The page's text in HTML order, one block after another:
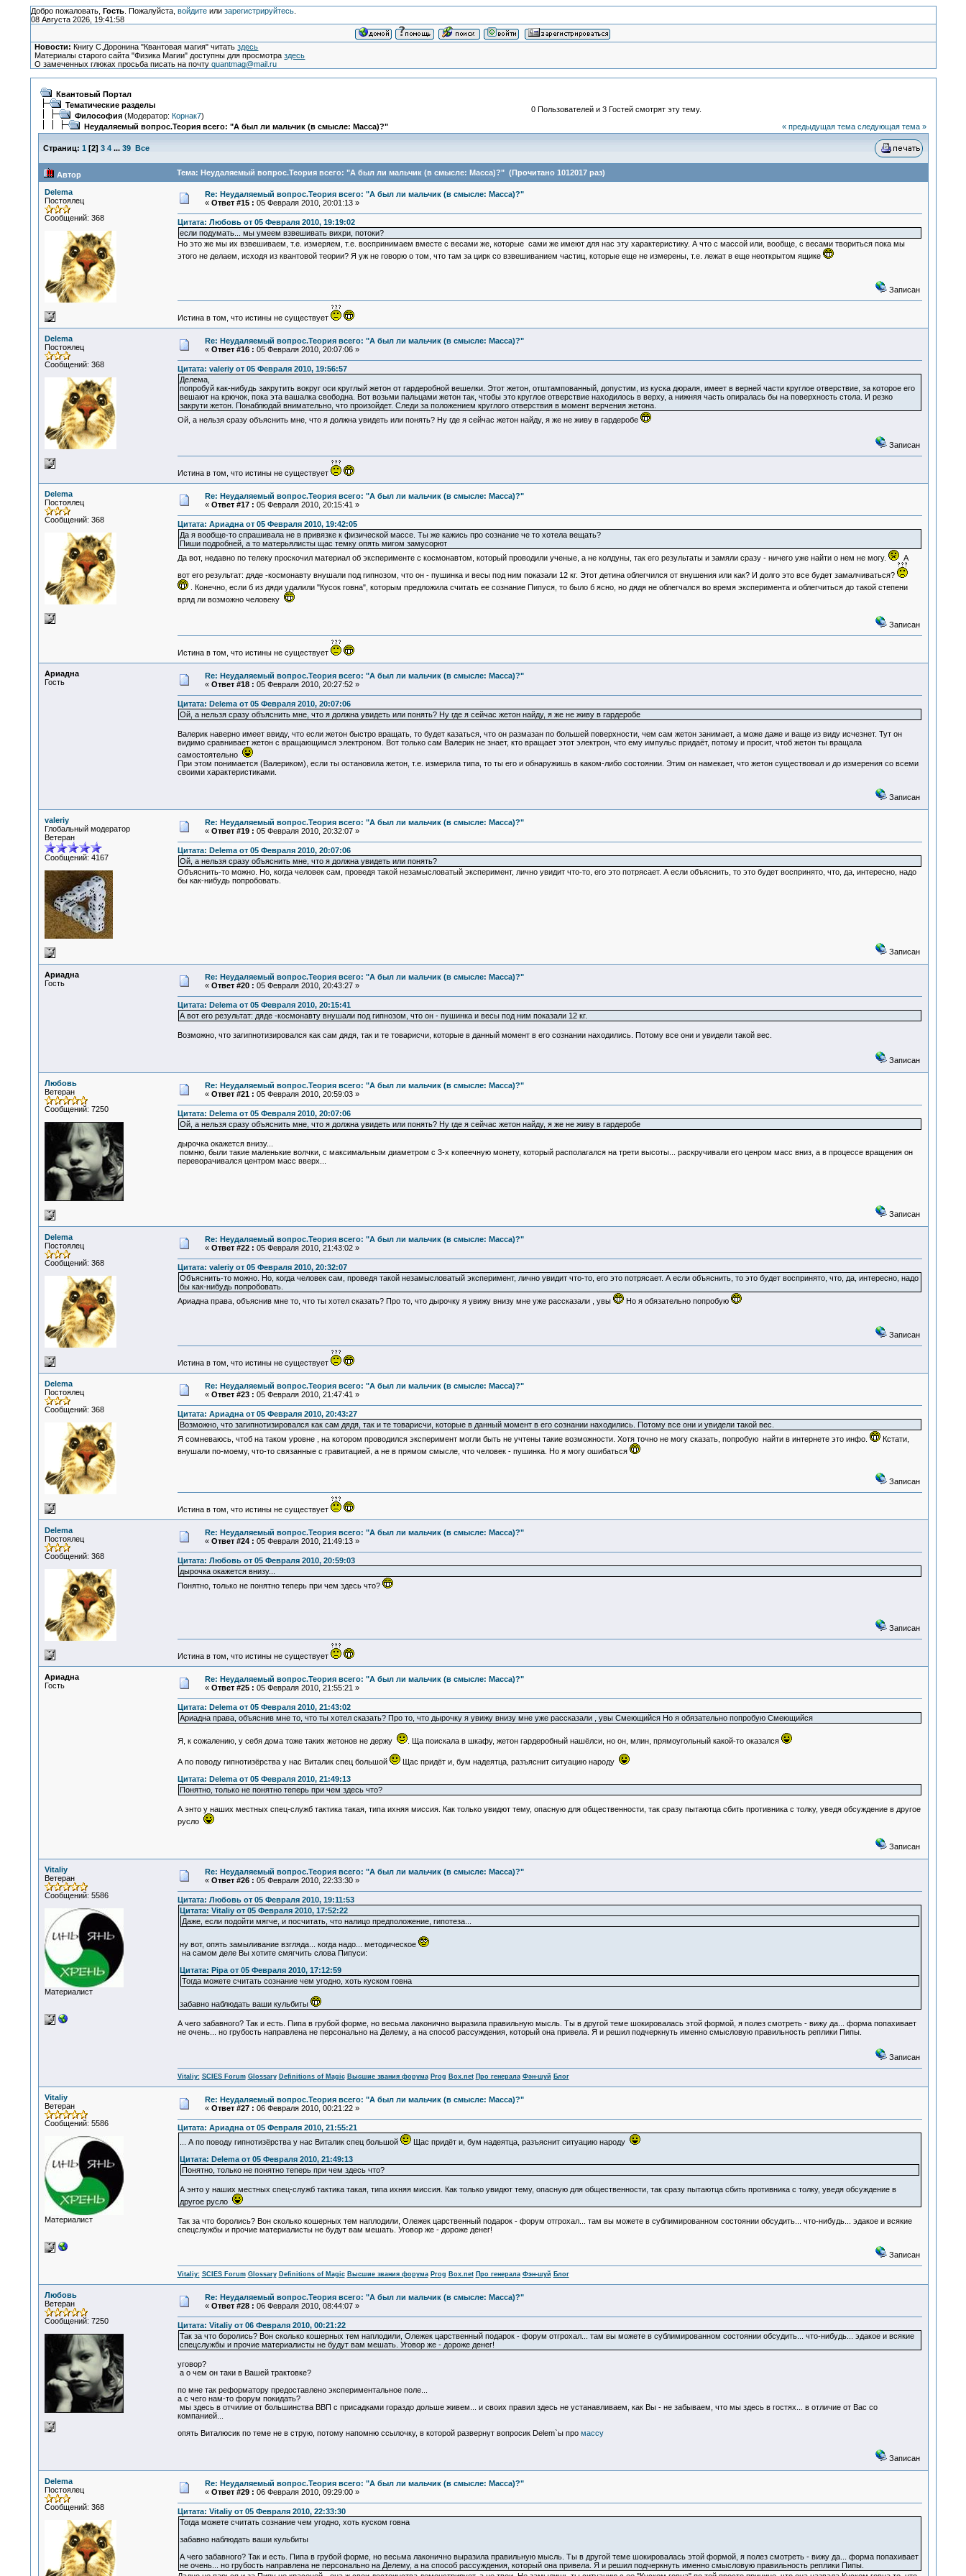
Добро пожаловать, Гость. Пожалуйста, войдитеили зарегистрируйтесь.
08 Августа 2026, 19:41:58
Новости: Книгу С.Доронина "Квантовая магия" читатьздесь
Материалы старого сайта "Физика Магии" доступны для просмотраздесь
О замеченных глюках просьба писать на почтуquantmag@mail.ru
Квантовый Портал
Тематические разделы
Философия(Модератор: Корнак7)
Неудаляемый вопрос.Теория всего: "А был ли мальчик (в смысле: Масса)?"
0 Пользователей и 3 Гостей смотрят эту тему.
« предыдущая тема следующая тема »
Страниц: 1 [2] 3 4 ... 39 Все
Автор Тема: Неудаляемый вопрос.Теория всего: "А был ли мальчик (в смысле: Масса)?" (Прочитано 1012017 раз)
Delema
Постоялец
Сообщений: 368
Re: Неудаляемый вопрос.Теория всего: "А был ли мальчик (в смысле: Масса)?"
« Ответ #15 : 05 Февраля 2010, 20:01:13 »
Цитата: Любовь от 05 Февраля 2010, 19:19:02
если подумать... мы умеем взвешивать вихри, потоки?
Но это же мы их взвешиваем, т.е. измеряем, т.е. воспринимаем вместе с весами же, которые сами же имеют для нас эту характеристику. А что с массой или, вообще, с весами твориться пока мы
этого не делаем, исходя из квантовой теории? Я уж не говорю о том, что там за цирк со взвешиванием частиц, которые еще не измерены, т.е. лежат в еще неоткрытом ящике
Записан
Истина в том, что истины не существует
Delema
Постоялец
Сообщений: 368
Re: Неудаляемый вопрос.Теория всего: "А был ли мальчик (в смысле: Масса)?"
« Ответ #16 : 05 Февраля 2010, 20:07:06 »
Цитата: valeriy от 05 Февраля 2010, 19:56:57
Делема,
попробуй как-нибудь закрутить вокруг оси круглый жетон от гардеробной вешелки. Этот жетон, отштампованный, допустим, из куска дюраля, имеет в верней части круглое отверствие, за которое его
вешают на крючок, пока эта вашалка свободна. Вот возьми пальцами жетон так, чтобы это круглое отверствие находилось в верху, а нижняя часть опиралась бы на поверхность стола. И резко
закрути жетон. Понаблюдай внимательно, что произойдет. Следи за положением круглого отверствия в момент верчения жетона.
Ой, а нельзя сразу объяснить мне, что я должна увидеть или понять? Ну где я сейчас жетон найду, я же не живу в гардеробе
Записан
Истина в том, что истины не существует
Delema
Постоялец
Сообщений: 368
Re: Неудаляемый вопрос.Теория всего: "А был ли мальчик (в смысле: Масса)?"
« Ответ #17 : 05 Февраля 2010, 20:15:41 »
Цитата: Ариадна от 05 Февраля 2010, 19:42:05
Да я вообще-то спрашивала не в привязке к физической массе. Ты же кажись про сознание че то хотела вещать?
Пиши подробней, а то матерьялисты щас темку опять мигом замусорют
Да вот, недавно по телеку проскочил материал об эксперименте с космонавтом, который проводили ученые, а не колдуны, так его результаты и замяли сразу - ничего уже найти о нем не могу.
А
вот его результат: дяде -космонавту внушали под гипнозом, что он - пушинка и весы под ним показали 12 кг. Этот детина облегчился от внушения или как? И долго это все будет замалчиваться?
. Конечно, если б из дяди удалили "Кусок говна", которым предложила считать ее сознание Пипуся, то было б ясно, но дядя не облегчался во время эксперимента и облегчиться до такой степени
вряд ли возможно человеку
Записан
Истина в том, что истины не существует
Ариадна
Гость
Re: Неудаляемый вопрос.Теория всего: "А был ли мальчик (в смысле: Масса)?"
« Ответ #18 : 05 Февраля 2010, 20:27:52 »
Цитата: Delema от 05 Февраля 2010, 20:07:06
Ой, а нельзя сразу объяснить мне, что я должна увидеть или понять? Ну где я сейчас жетон найду, я же не живу в гардеробе
Валерик наверно имеет ввиду, что если жетон быстро вращать, то будет казаться, что он размазан по большей поверхности, чем сам жетон занимает, а може даже и ваще из виду исчезнет. Тут он
видимо сравнивает жетон с вращающимся электроном. Вот только сам Валерик не знает, кто вращает этот электрон, что ему импульс придаёт, потому и просит, чтоб жетон ты вращала
самостоятельно
При этом понимается (Валериком), если ты остановила жетон, т.е. измерила типа, то ты его и обнаружишь в каком-либо состоянии. Этим он намекает, что жетон существовал и до измерения со всеми
своими характеристиками.
Записан
valeriy
Глобальный модератор
Ветеран
Сообщений: 4167
Re: Неудаляемый вопрос.Теория всего: "А был ли мальчик (в смысле: Масса)?"
« Ответ #19 : 05 Февраля 2010, 20:32:07 »
Цитата: Delema от 05 Февраля 2010, 20:07:06
Ой, а нельзя сразу объяснить мне, что я должна увидеть или понять?
Объяснить-то можно. Но, когда человек сам, проведя такой незамысловатый эксперимент, лично увидит что-то, его это потрясает. А если объяснить, то это будет воспринято, что, да, интересно, надо
бы как-нибудь попробовать.
Записан
Ариадна
Гость
Re: Неудаляемый вопрос.Теория всего: "А был ли мальчик (в смысле: Масса)?"
« Ответ #20 : 05 Февраля 2010, 20:43:27 »
Цитата: Delema от 05 Февраля 2010, 20:15:41
А вот его результат: дяде -космонавту внушали под гипнозом, что он - пушинка и весы под ним показали 12 кг.
Возможно, что загипнотизировался как сам дядя, так и те товарисчи, которые в данный момент в его сознании находились. Потому все они и увидели такой вес.
Записан
Любовь
Ветеран
Сообщений: 7250
Re: Неудаляемый вопрос.Теория всего: "А был ли мальчик (в смысле: Масса)?"
« Ответ #21 : 05 Февраля 2010, 20:59:03 »
Цитата: Delema от 05 Февраля 2010, 20:07:06
Ой, а нельзя сразу объяснить мне, что я должна увидеть или понять? Ну где я сейчас жетон найду, я же не живу в гардеробе
дырочка окажется внизу...
помню, были такие маленькие волчки, с максимальным диаметром с 3-х копеечную монету, который располагался на трети высоты... раскручивали его ценром масс вниз, а в процессе вращения он
переворачивался центром масс вверх...
Записан
Delema
Постоялец
Сообщений: 368
Re: Неудаляемый вопрос.Теория всего: "А был ли мальчик (в смысле: Масса)?"
« Ответ #22 : 05 Февраля 2010, 21:43:02 »
Цитата: valeriy от 05 Февраля 2010, 20:32:07
Объяснить-то можно. Но, когда человек сам, проведя такой незамысловатый эксперимент, лично увидит что-то, его это потрясает. А если объяснить, то это будет воспринято, что, да, интересно, надо
бы как-нибудь попробовать.
Ариадна права, объяснив мне то, что ты хотел сказать? Про то, что дырочку я увижу внизу мне уже рассказали , увы
Но я обязательно попробую
Записан
Истина в том, что истины не существует
Delema
Постоялец
Сообщений: 368
Re: Неудаляемый вопрос.Теория всего: "А был ли мальчик (в смысле: Масса)?"
« Ответ #23 : 05 Февраля 2010, 21:47:41 »
Цитата: Ариадна от 05 Февраля 2010, 20:43:27
Возможно, что загипнотизировался как сам дядя, так и те товарисчи, которые в данный момент в его сознании находились. Потому все они и увидели такой вес.
Я сомневаюсь, чтоб на таком уровне , на котором проводился эксперимент могли быть не учтены такие возможности. Хотя точно не могу сказать, попробую найти в интернете это инфо.
Кстати,
внушали по-моему, что-то связанные с гравитацией, а не в прямом смысле, что человек - пушинка. Но я могу ошибаться
Записан
Истина в том, что истины не существует
Delema
Постоялец
Сообщений: 368
Re: Неудаляемый вопрос.Теория всего: "А был ли мальчик (в смысле: Масса)?"
« Ответ #24 : 05 Февраля 2010, 21:49:13 »
Цитата: Любовь от 05 Февраля 2010, 20:59:03
дырочка окажется внизу...
Понятно, только не понятно теперь при чем здесь что?
Записан
Истина в том, что истины не существует
Ариадна
Гость
Re: Неудаляемый вопрос.Теория всего: "А был ли мальчик (в смысле: Масса)?"
« Ответ #25 : 05 Февраля 2010, 21:55:21 »
Цитата: Delema от 05 Февраля 2010, 21:43:02
Ариадна права, объяснив мне то, что ты хотел сказать? Про то, что дырочку я увижу внизу мне уже рассказали , увы Смеющийся Но я обязательно попробую Смеющийся
Я, к сожалению, у себя дома тоже таких жетонов не держу . Ща поискала в шкафу, жетон гардеробный нашёлси, но он, млин, прямоугольный какой-то оказался
А по поводу гипнотизёрства у нас Виталик спец большой
Щас придёт и, бум надеятца, разъяснит ситуацию народу
Цитата: Delema от 05 Февраля 2010, 21:49:13
Понятно, только не понятно теперь при чем здесь что?
А энто у наших местных спец-служб тактика такая, типа ихняя миссия. Как только увидют тему, опасную для общественности, так сразу пытаютца сбить противника с толку, уведя обсуждение в другое
русло
Записан
Vitaliy
Ветеран
Сообщений: 5586
Материалист
Re: Неудаляемый вопрос.Теория всего: "А был ли мальчик (в смысле: Масса)?"
« Ответ #26 : 05 Февраля 2010, 22:33:30 »
Цитата: Любовь от 05 Февраля 2010, 19:11:53
Цитата: Vitaliy от 05 Февраля 2010, 17:52:22
Даже, если подойти мягче, и посчитать, что налицо предположение, гипотеза...
ну вот, опять замыливание взгляда... когда надо... методическое
на самом деле Вы хотите смягчить слова Пипуси:
Цитата: Pipa от 05 Февраля 2010, 17:12:59
Тогда можете считать сознание чем угодно, хоть куском говна
забавно наблюдать ваши кульбиты
А чего забавного? Так и есть. Пипа в грубой форме, но весьма лаконично выразила правильную мысль. Ты в другой теме шокировалась этой формой, я полез смотреть - вижу да... форма попахивает
не очень... но грубость направлена не персонально на Делему, а на способ рассуждения, который она привела. Я и решил подчеркнуть именно смысловую правильность реплики Пипы.
Записан
Vitaliy: SCIES Forum Glossary Definitions of Magic Высшие звания форума Prog Box.net Про генерала Фэн-шуй Блог
Vitaliy
Ветеран
Сообщений: 5586
Материалист
Re: Неудаляемый вопрос.Теория всего: "А был ли мальчик (в смысле: Масса)?"
« Ответ #27 : 06 Февраля 2010, 00:21:22 »
Цитата: Ариадна от 05 Февраля 2010, 21:55:21
... А по поводу гипнотизёрства у нас Виталик спец большой
Щас придёт и, бум надеятца, разъяснит ситуацию народу
Цитата: Delema от 05 Февраля 2010, 21:49:13
Понятно, только не понятно теперь при чем здесь что?
А энто у наших местных спец-служб тактика такая, типа ихняя миссия. Как только увидют тему, опасную для общественности, так сразу пытаютца сбить противника с толку, уведя обсуждение в
другое русло
Так за что боролись? Вон сколько кошерных тем наплодили, Олежек царственный подарок - форум отгрохал... там вы можете в сублимированном состоянии обсудить... что-нибудь... эдакое и всякие
спецслужбы и прочие материалисты не будут вам мешать. Уговор же - дороже денег!
Записан
Vitaliy: SCIES Forum Glossary Definitions of Magic Высшие звания форума Prog Box.net Про генерала Фэн-шуй Блог
Любовь
Ветеран
Сообщений: 7250
Re: Неудаляемый вопрос.Теория всего: "А был ли мальчик (в смысле: Масса)?"
« Ответ #28 : 06 Февраля 2010, 08:44:07 »
Цитата: Vitaliy от 06 Февраля 2010, 00:21:22
Так за что боролись? Вон сколько кошерных тем наплодили, Олежек царственный подарок - форум отгрохал... там вы можете в сублимированном состоянии обсудить... что-нибудь... эдакое и всякие
спецслужбы и прочие материалисты не будут вам мешать. Уговор же - дороже денег!
уговор?
а о чем он таки в Вашей трактовке?
по мне так реформатору предоставлено экспериментальное поле...
а с чего нам-то форум покидать?
мы здесь в отчилие от большинства ВВП с присадками гораздо дольше живем... и своих правил здесь не устанавливаем, как Вы - не забываем, что мы здесь в гостях... в отличие от Вас со
компанией...
опять Виталюсик по теме не в струю, потому напомню ссылочку, в которой развернут вопросик Delem`ы про массу
Записан
Delema
Постоялец
Сообщений: 368
Re: Неудаляемый вопрос.Теория всего: "А был ли мальчик (в смысле: Масса)?"
« Ответ #29 : 06 Февраля 2010, 09:29:00 »
Цитата: Vitaliy от 05 Февраля 2010, 22:33:30
Тогда можете считать сознание чем угодно, хоть куском говна
забавно наблюдать ваши кульбиты
А чего забавного? Так и есть. Пипа в грубой форме, но весьма лаконично выразила правильную мысль. Ты в другой теме шокировалась этой формой, я полез смотреть - вижу да... форма попахивает
не очень... но грубость направлена не персонально на Делему, а на способ рассуждения, который она привела. Я и решил подчеркнуть именно смысловую правильность реплики Пипы.